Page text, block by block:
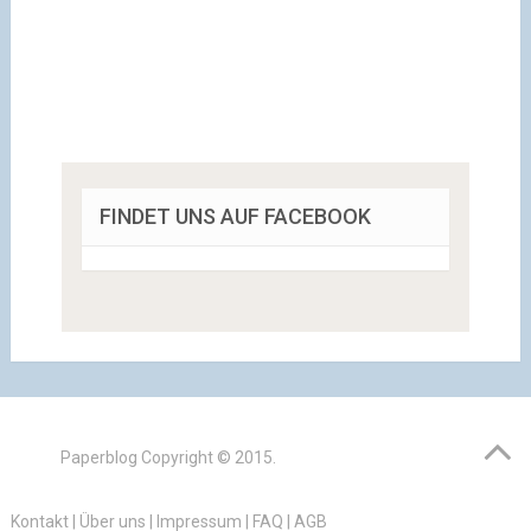
FINDET UNS AUF FACEBOOK
Paperblog Copyright © 2015.
Kontakt| Über uns | Impressum | FAQ | AGB